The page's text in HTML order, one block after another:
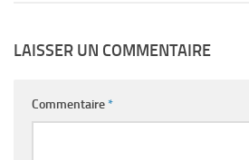
LAISSER UN COMMENTAIRE
Commentaire*